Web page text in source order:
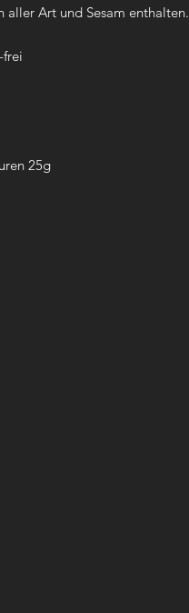
aller Art und Sesam enthalten.
frei
25g